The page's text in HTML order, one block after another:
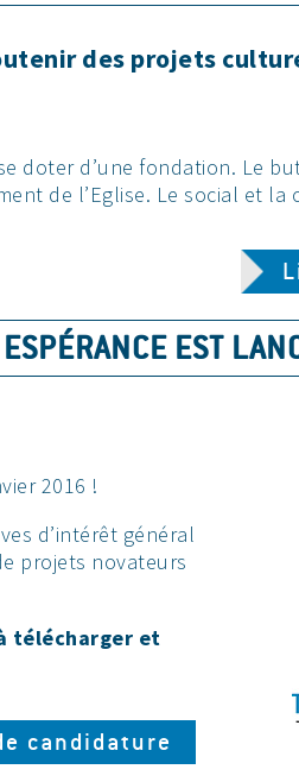
des projets
doter d’une fondation. Le
de l’Eglise. Le social et
EST
2016 !
d’intérêt général
projets novateurs
télécharger et
candidature